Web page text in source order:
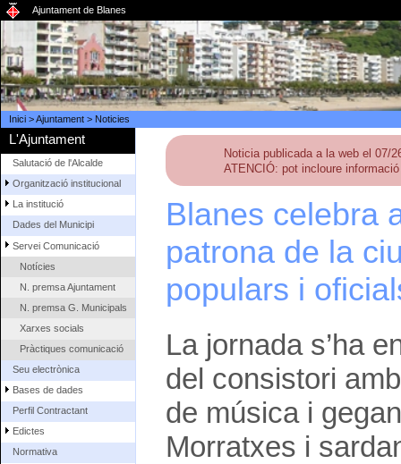
Ajuntament de Blanes
Inici>Ajuntament> Noticies
L'Ajuntament
Salutació de l'Alcalde
Organització institucional
La institució
Dades del Municipi
Servei Comunicació
Notícies
N. premsa Ajuntament
N. premsa G. Municipals
Xarxes socials
Pràctiques comunicació
Seu electrònica
Bases de dades
Perfil Contractant
Edictes
Normativa
Noticia publicada a la web el 07/
ATENCIÓ: pot incloure
Blanes celebra
patrona de la
populars i
La jornada s’ha
del consistori
de música i
Morratxes i